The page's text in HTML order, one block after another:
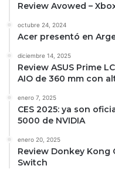
Review Avowed –
octubre 24, 2024
Acer presentó en
diciembre 14, 2025
Review ASUS Prime
AIO de 360 mm con
enero 7, 2025
CES 2025: ya son
5000 de NVIDIA
enero 20, 2025
Review Donkey Kong
Switch